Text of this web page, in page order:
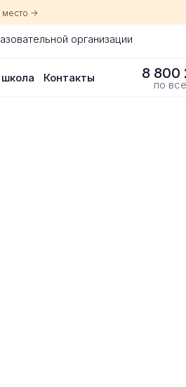
место ->
организации
Контакты 8 800
по